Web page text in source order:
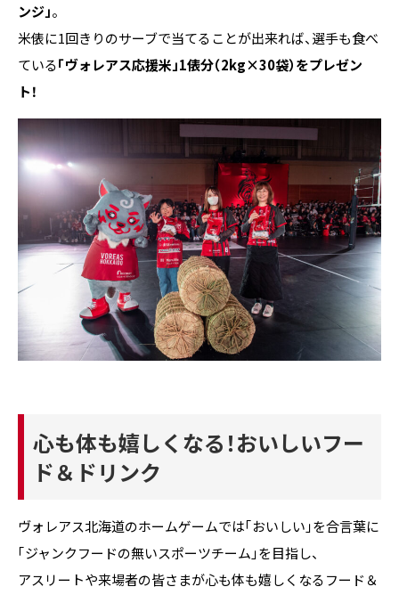
ンジ」。
米俵に1回きりのサーブで当てることが出来れば、選手も食べ
ている「ヴォレアス応援米」1俵分（2kg×30袋）をプレゼン
ト！
心も体も嬉しくなる！おいしいフー
ド＆ドリンク
ヴォレアス北海道のホームゲームでは「おいしい」を合言葉に
「ジャンクフードの無いスポーツチーム」を目指し、
アスリートや来場者の皆さまが心も体も嬉しくなるフード＆